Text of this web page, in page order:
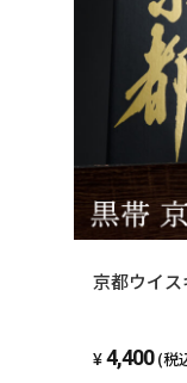
京都ウイ
4,400 (税